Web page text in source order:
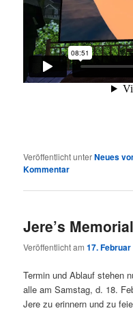
Veröffentlicht unterNeues
Kommentar
Jere’s Memorial
Veröffentlicht am17.
Termin und Ablauf stehen
alle am Samstag, d. 18.
Jere zu erinnern und zu